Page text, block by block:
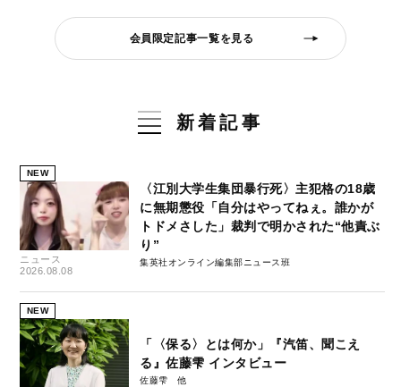
会員限定記事一覧を見る
新着記事
NEW
ニュース
2026.08.08
〈江別大学生集団暴行死〉主犯格の18歳
に無期懲役「自分はやってねぇ。誰かが
トドメさした」裁判で明かされた“他責ぶ
り”
集英社オンライン編集部ニュース班
NEW
「〈保る〉とは何か」『汽笛、聞こえ
る』佐藤雫 インタビュー
佐藤雫